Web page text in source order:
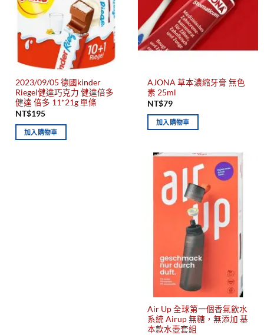
2023/09/05 德國kinder
Riegel健達巧克力 健達倍多
健達 倍多 11*21g 單條
NT$195
加入購物車
AJONA 草本濃縮牙膏 無色
素 25ml
NT$79
加入購物車
Air Up 全球第一個香氣飲水
系統 Airup 無糖，無添加 基
本款水壺套組